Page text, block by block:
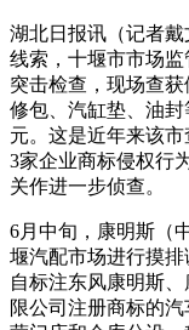
湖北日报讯（记者
线索，十堰市市场
突击检查，现场查
修包、汽缸垫、油封
元。这是近年来该
3家企业商标侵权行
关作进一步侦查。
6月中旬，康明斯（
堰汽配市场进行摸
自标注东风康明斯
限公司注册商标的